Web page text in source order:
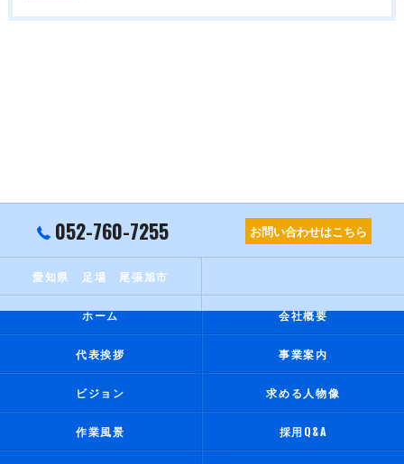
052-760-7255 お問い合わせはこちら
愛知県 足場 尾張旭市
ホーム 会社概要
代表挨拶 事業案内
ビジョン 求める人物像
作業風景 採用Q&A